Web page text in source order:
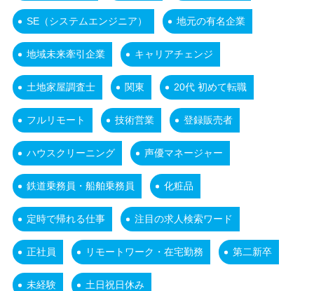
SE（システムエンジニア） 地元の有名企業
地域未来牽引企業 キャリアチェンジ
土地家屋調査士 関東 20代 初めて転職
フルリモート 技術営業 登録販売者
ハウスクリーニング 声優マネージャー
鉄道乗務員・船舶乗務員 化粧品
定時で帰れる仕事 注目の求人検索ワード
正社員 リモートワーク・在宅勤務 第二新卒
未経験 土日祝日休み